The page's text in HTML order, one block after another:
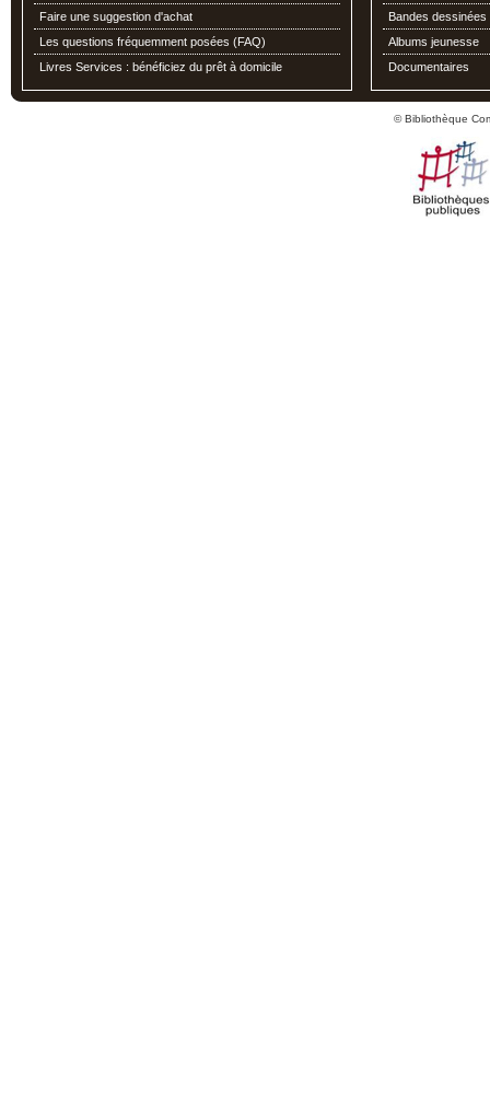
Faire une suggestion d'achat
Les questions fréquemment posées (FAQ)
Livres Services : bénéficiez du prêt à domicile
Bandes dessinées
Albums jeunesse
Documentaires
© Bibliothèque